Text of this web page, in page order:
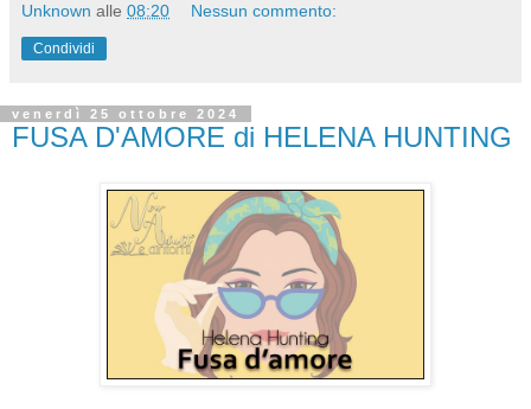
Unknown alle 08:20 Nessun commento:
Condividi
venerdì 25 ottobre 2024
FUSA D'AMORE di HELENA HUNTING